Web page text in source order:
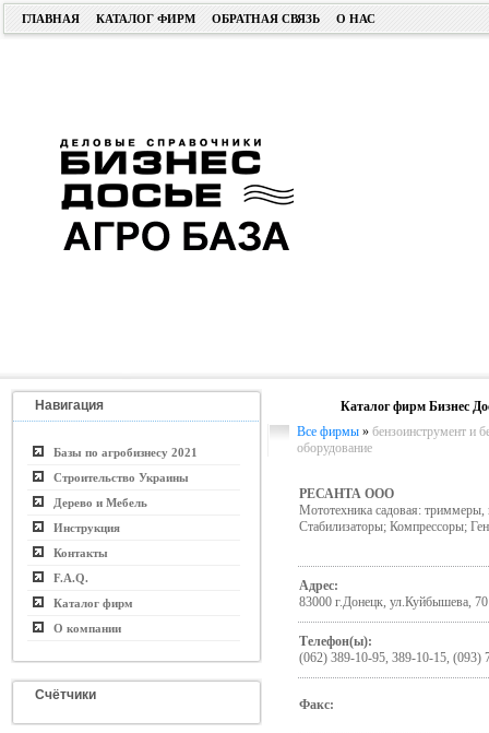
ГЛАВНАЯ КАТАЛОГ ФИРМ ОБРАТНАЯ СВЯЗЬ О НАС
Навигация
Базы по агробизнесу 2021
Строительство Украины
Дерево и Мебель
Инструкция
Контакты
F.A.Q.
Каталог фирм
О компании
Счётчики
Каталог фирм Бизнес
Все фирмы » бензоинструмент и
оборудование
РЕСАНТА ООО
Мототехника садовая: триммеры,
Стабилизаторы; Компрессоры;
Адрес:
83000 г.Донецк, ул.Куйбышева, 70
Телефон(ы):
(062) 389-10-95, 389-10-15, (093)
Факс: